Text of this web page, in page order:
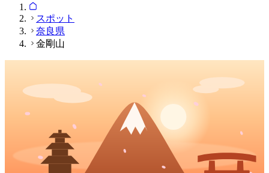
スポット
奈良県
金剛山